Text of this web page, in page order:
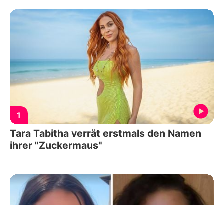
1
Tara Tabitha verrät erstmals den Namen
ihrer "Zuckermaus"